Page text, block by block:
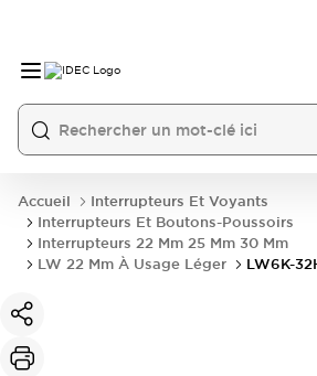
Accueil
Interrupteurs Et Voyants
Interrupteurs Et Boutons-Poussoirs
Interrupteurs 22 Mm 25 Mm 30 Mm
LW 22 Mm À Usage Léger
LW6K-